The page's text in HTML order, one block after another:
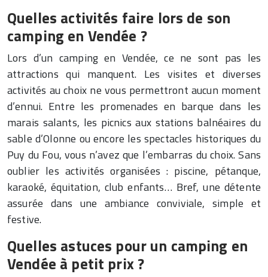
Quelles activités faire lors de son
camping en Vendée ?
Lors d’un camping en Vendée, ce ne sont pas les
attractions qui manquent. Les visites et diverses
activités au choix ne vous permettront aucun moment
d’ennui. Entre les promenades en barque dans les
marais salants, les picnics aux stations balnéaires du
sable d’Olonne ou encore les spectacles historiques du
Puy du Fou, vous n’avez que l’embarras du choix. Sans
oublier les activités organisées : piscine, pétanque,
karaoké, équitation, club enfants… Bref, une détente
assurée dans une ambiance conviviale, simple et
festive.
Quelles astuces pour un camping en
Vendée à petit prix ?